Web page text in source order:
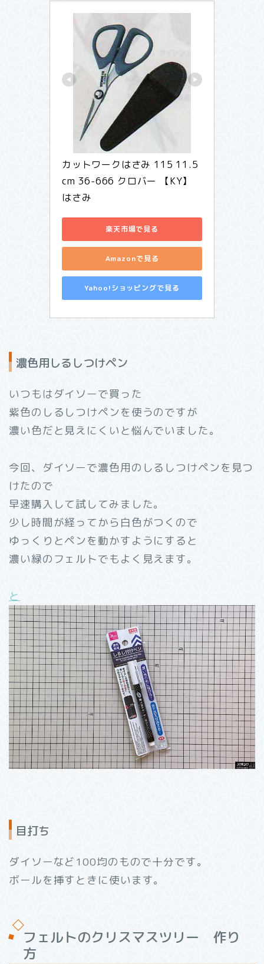
カットワークはさみ 115 11.5
cm 36-666 クロバー 【KY】
はさみ
楽天市場で見る
Amazonで見る
Yahoo!ショッピングで見る
濃色用しるしつけペン
いつもはダイソーで買った
紫色のしるしつけペンを使うのですが
濃い色だと見えにくいと悩んでいました。
今回、ダイソーで濃色用のしるしつけペンを見つ
けたので
早速購入して試してみました。
少し時間が経ってから白色がつくので
ゆっくりとペンを動かすようにすると
濃い緑のフェルトでもよく見えます。
と
目打ち
ダイソーなど100均のもので十分です。
ボールを挿すときに使います。
フェルトのクリスマスツリー 作り
方